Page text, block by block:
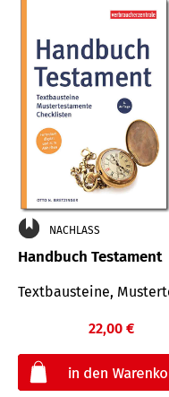
NACHLASS
Handbuch Testament
Textbausteine,
22,00 €